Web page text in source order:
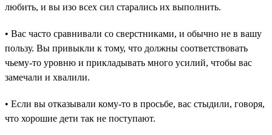
любить, и вы изо всех сил старались их выполнить.
• Вас часто сравнивали со сверстниками, и обычно не в вашу
пользу. Вы привыкли к тому, что должны соответствовать
чьему-то уровню и прикладывать много усилий, чтобы вас
замечали и хвалили.
• Если вы отказывали кому-то в просьбе, вас стыдили, говоря,
что хорошие дети так не поступают.